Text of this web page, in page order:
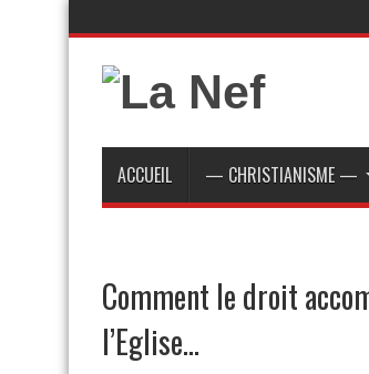
ACCUEIL — CHRISTIANISME —
Comment le droit
l’Eglise…